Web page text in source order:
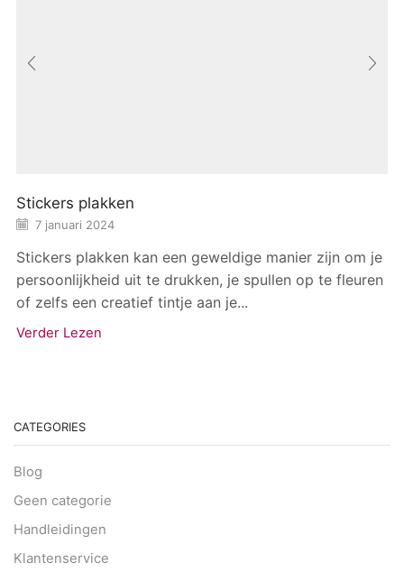
Stickers plakken
7 januari 2024
Stickers plakken kan een geweldige manier zijn om je
persoonlijkheid uit te drukken, je spullen op te fleuren
of zelfs een creatief tintje aan je...
Verder Lezen
CATEGORIES
Blog
Geen categorie
Handleidingen
Klantenservice